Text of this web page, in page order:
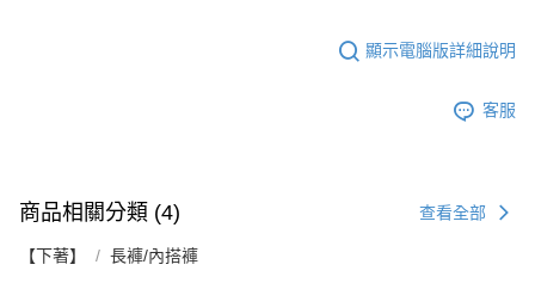
顯示電腦版詳細說明
客服
商品相關分類 (4) 查看全部
【下著】 長褲/內搭褲